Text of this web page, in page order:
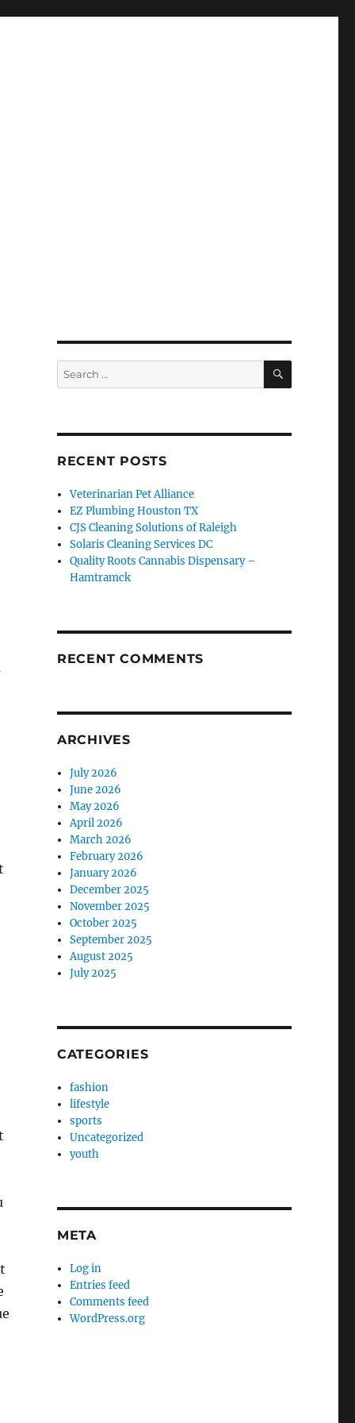
Search
for:
SEARCH
RECENT POSTS
Veterinarian Pet Alliance
EZ Plumbing Houston TX
CJS Cleaning Solutions of Raleigh
Solaris Cleaning Services DC
Quality Roots Cannabis Dispensary –
Hamtramck
RECENT COMMENTS
ARCHIVES
July 2026
June 2026
May 2026
April 2026
March 2026
February 2026
January 2026
December 2025
November 2025
October 2025
September 2025
August 2025
July 2025
CATEGORIES
fashion
lifestyle
sports
Uncategorized
youth
META
Log in
Entries feed
Comments feed
WordPress.org